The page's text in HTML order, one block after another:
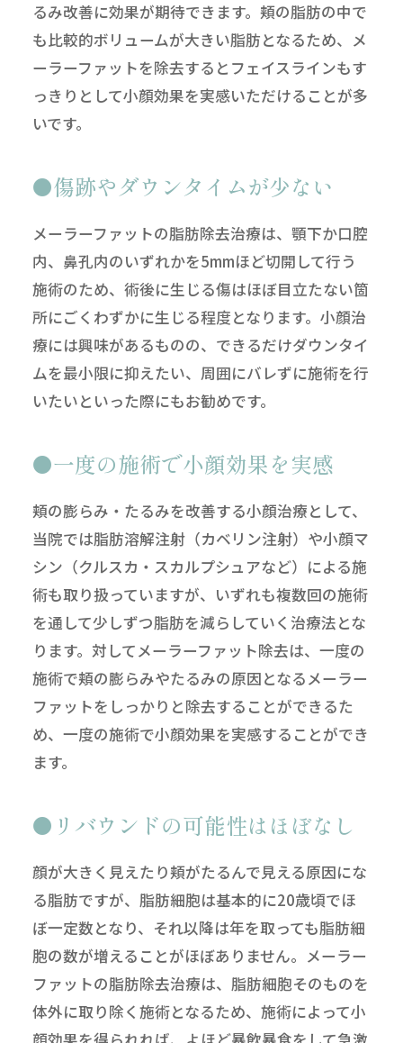
るみ改善に効果が期待できます。頬の脂肪の中で
も比較的ボリュームが大きい脂肪となるため、メ
ーラーファットを除去するとフェイスラインもす
っきりとして小顔効果を実感いただけることが多
いです。
傷跡やダウンタイムが少ない
メーラーファットの脂肪除去治療は、顎下か口腔
内、鼻孔内のいずれかを5mmほど切開して行う
施術のため、術後に生じる傷はほぼ目立たない箇
所にごくわずかに生じる程度となります。小顔治
療には興味があるものの、できるだけダウンタイ
ムを最小限に抑えたい、周囲にバレずに施術を行
いたいといった際にもお勧めです。
一度の施術で小顔効果を実感
頬の膨らみ・たるみを改善する小顔治療として、
当院では脂肪溶解注射（カベリン注射）や小顔マ
シン（クルスカ・スカルプシュアなど）による施
術も取り扱っていますが、いずれも複数回の施術
を通して少しずつ脂肪を減らしていく治療法とな
ります。対してメーラーファット除去は、一度の
施術で頬の膨らみやたるみの原因となるメーラー
ファットをしっかりと除去することができるた
め、一度の施術で小顔効果を実感することができ
ます。
リバウンドの可能性はほぼなし
顔が大きく見えたり頬がたるんで見える原因にな
る脂肪ですが、脂肪細胞は基本的に20歳頃でほ
ぼ一定数となり、それ以降は年を取っても脂肪細
胞の数が増えることがほぼありません。メーラー
ファットの脂肪除去治療は、脂肪細胞そのものを
体外に取り除く施術となるため、施術によって小